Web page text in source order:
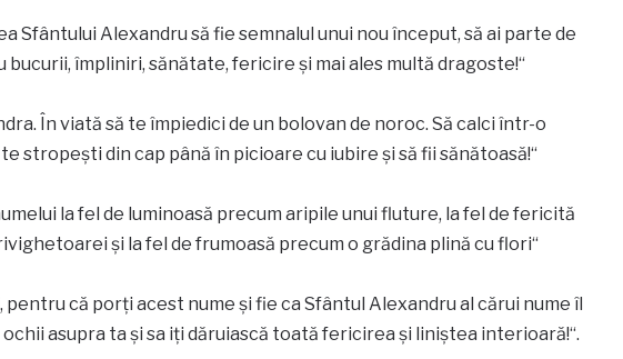
Sfântului Alexandru să fie semnalul unui nou început, să ai parte de
bucurii, împliniri, sănătate, fericire și mai ales multă dragoste!“
În viată să te împiedici de un bolovan de noroc. Să calci într-o
stropești din cap până în picioare cu iubire și să fii sănătoasă!“
la fel de luminoasă precum aripile unui fluture, la fel de fericită
și la fel de frumoasă precum o grădina plină cu flori“
pentru că porți acest nume și fie ca Sfântul Alexandru al cărui nume îl
asupra ta și sa iți dăruiască toată fericirea și liniștea interioară!“.